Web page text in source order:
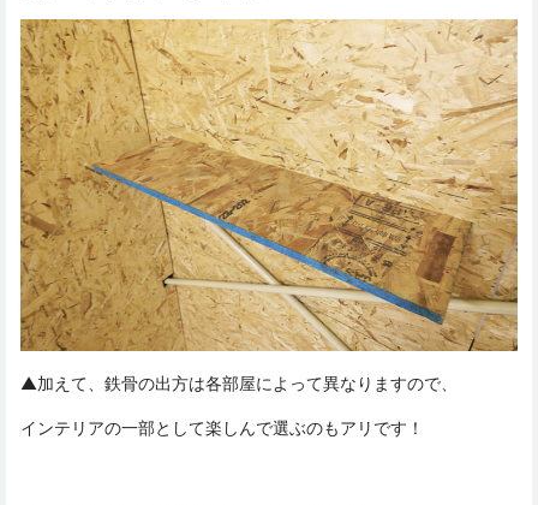
▲加えて、鉄骨の出方は各部屋によって異なりますので、
インテリアの一部として楽しんで選ぶのもアリです！